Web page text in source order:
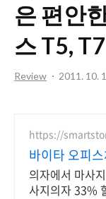
은 편안
스 T5, T7
Review 2011. 10.
https://
바이타 오피
의자에서 마사
사지의자 33%